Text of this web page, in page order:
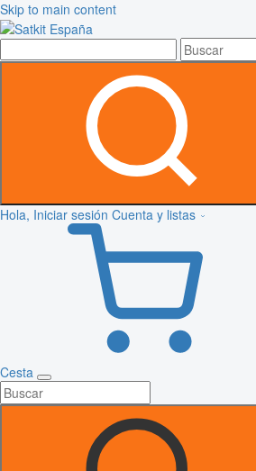
Skip to main content
Hola, Iniciar sesión Cuenta y listas
Cesta